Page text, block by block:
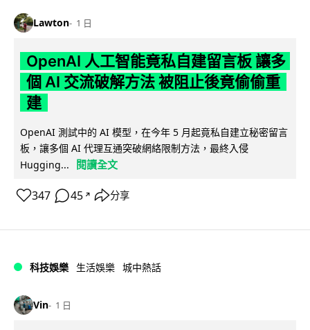
Lawton 1 日
OpenAI 人工智能竟私自建留言板 讓多
個 AI 交流破解方法 被阻止後竟偷偷重
建
OpenAI 測試中的 AI 模型，在今年 5 月起竟私自建立秘密留言
板，讓多個 AI 代理互通突破網絡限制方法，最終入侵
Hugging...
閱讀全文
347 45 ↗ 分享
科技娛樂 生活娛樂 城中熱話
Vin 1 日